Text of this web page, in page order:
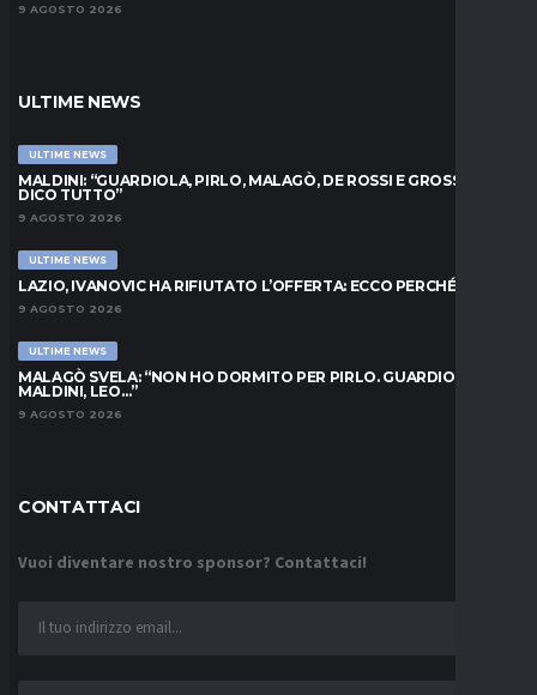
9 AGOSTO 2026
ULTIME NEWS
ULTIME NEWS
MALDINI: “GUARDIOLA, PIRLO, MALAGÒ, DE ROSSI E GROSSO: VI
DICO TUTTO”
9 AGOSTO 2026
ULTIME NEWS
LAZIO, IVANOVIC HA RIFIUTATO L’OFFERTA: ECCO PERCHÉ
9 AGOSTO 2026
ULTIME NEWS
MALAGÒ SVELA: “NON HO DORMITO PER PIRLO. GUARDIOLA,
MALDINI, LEO…”
9 AGOSTO 2026
CONTATTACI
Vuoi diventare nostro sponsor? Contattaci!